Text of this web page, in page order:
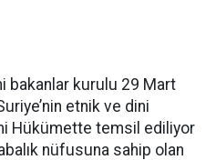
bakanlar kurulu 29 Mart
etnik ve dini
Hükümette temsil ediliyor
nüfusuna sahip olan